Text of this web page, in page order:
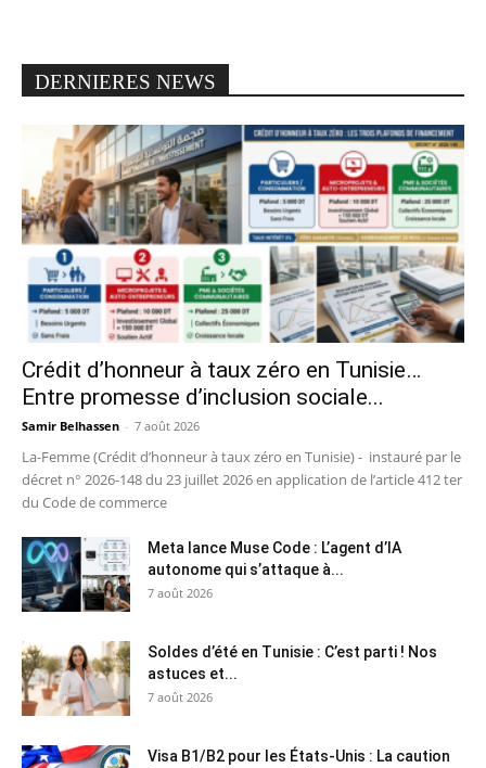
DERNIERES NEWS
Crédit d’honneur à taux zéro en Tunisie…
Entre promesse d’inclusion sociale...
Samir Belhassen - 7 août 2026
La-Femme (Crédit d’honneur à taux zéro en Tunisie) - instauré par le
décret n° 2026-148 du 23 juillet 2026 en application de l’article 412 ter
du Code de commerce
Meta lance Muse Code : L’agent d’IA
autonome qui s’attaque à...
7 août 2026
Soldes d’été en Tunisie : C’est parti ! Nos
astuces et...
7 août 2026
Visa B1/B2 pour les États-Unis : La caution